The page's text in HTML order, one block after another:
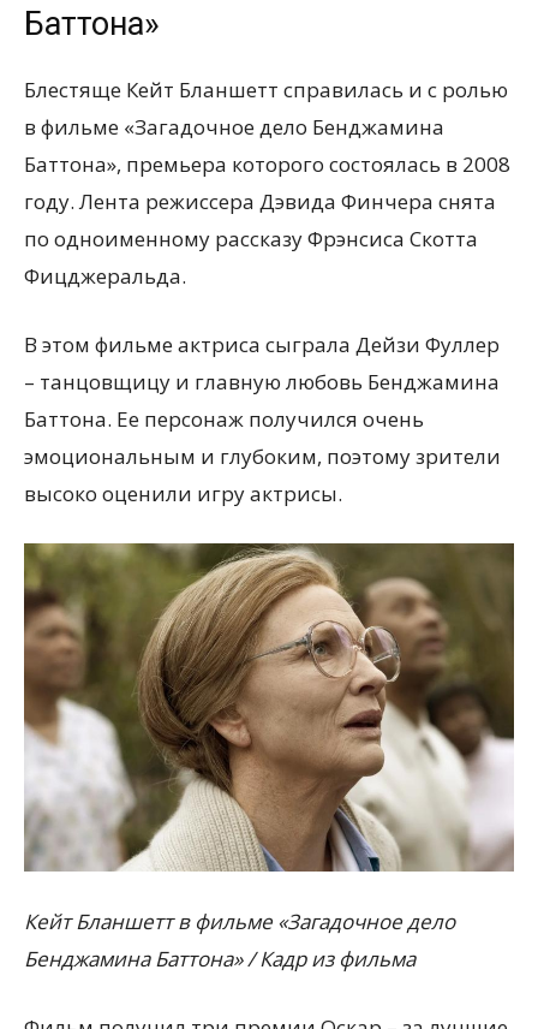
Баттона»
Блестяще Кейт Бланшетт справилась и с ролью
в фильме «Загадочное дело Бенджамина
Баттона», премьера которого состоялась в 2008
году. Лента режиссера Дэвида Финчера снята
по одноименному рассказу Фрэнсиса Скотта
Фицджеральда.
В этом фильме актриса сыграла Дейзи Фуллер
– танцовщицу и главную любовь Бенджамина
Баттона. Ее персонаж получился очень
эмоциональным и глубоким, поэтому зрители
высоко оценили игру актрисы.
Кейт Бланшетт в фильме «Загадочное дело
Бенджамина Баттона» / Кадр из фильма